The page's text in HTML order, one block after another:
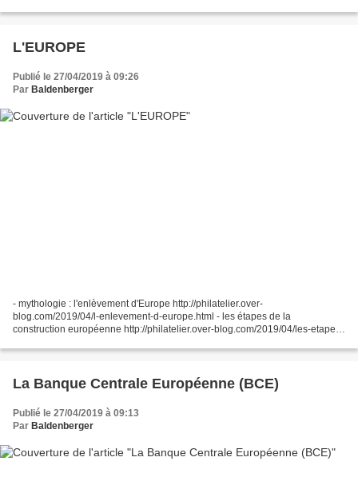
L'EUROPE
Publié le 27/04/2019 à 09:26
Par Baldenberger
- mythologie : l'enlèvement d'Europe http://philatelier.over-
blog.com/2019/04/l-enlevement-d-europe.html - les étapes de la
construction européenne http://philatelier.over-blog.com/2019/04/les-etapes-
La Banque Centrale Européenne (BCE)
Publié le 27/04/2019 à 09:13
Par Baldenberger